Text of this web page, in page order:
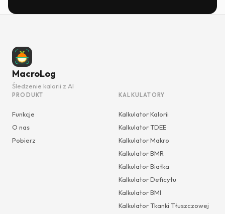
MacroLog
Śledzenie kalorii z AI
PRODUKT
Funkcje
O nas
Pobierz
KALKULATORY
Kalkulator Kalorii
Kalkulator TDEE
Kalkulator Makro
Kalkulator BMR
Kalkulator Białka
Kalkulator Deficytu
Kalkulator BMI
Kalkulator Tkanki Tłuszczowej